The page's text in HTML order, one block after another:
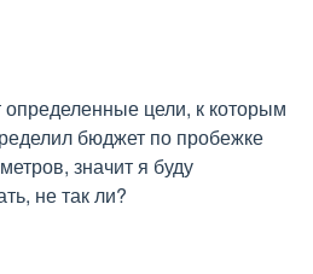
определенные цели, к которым
бюджет по пробежке
значит я буду
не так ли?